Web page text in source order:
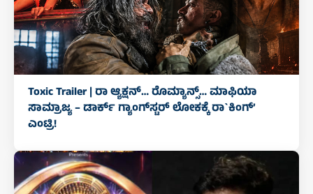
Toxic Trailer | ರಾ ಆ್ಯಕ್ಷನ್‌… ರೊಮ್ಯಾನ್ಸ್‌… ಮಾಫಿಯಾ
ಸಾಮ್ರಾಜ್ಯ – ಡಾರ್ಕ್‌ ಗ್ಯಾಂಗ್‌ಸ್ಟರ್‌ ಲೋಕಕ್ಕೆ ರಾ`ಕಿಂಗ್‌’
ಎಂಟ್ರಿ!